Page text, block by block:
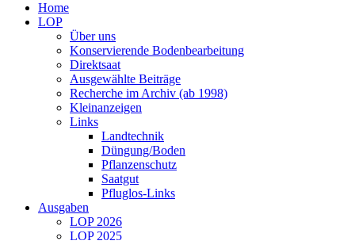
Home
LOP
Über uns
Konservierende Bodenbearbeitung
Direktsaat
Ausgewählte Beiträge
Recherche im Archiv (ab 1998)
Kleinanzeigen
Links
Landtechnik
Düngung/Boden
Pflanzenschutz
Saatgut
Pfluglos-Links
Ausgaben
LOP 2026
LOP 2025